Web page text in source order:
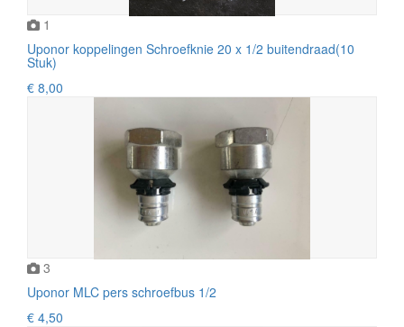
1
Uponor koppelingen Schroefknie 20 x 1/2 buitendraad(10
Stuk)
€ 8,00
3
Uponor MLC pers schroefbus 1/2
€ 4,50